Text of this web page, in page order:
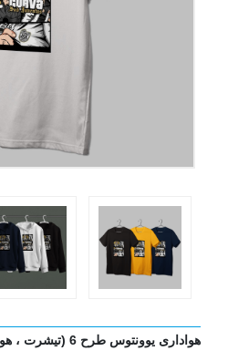
هواداری یوونتوس طرح 6 (تیشرت ، هودی ، دورس)(رنگبندی)